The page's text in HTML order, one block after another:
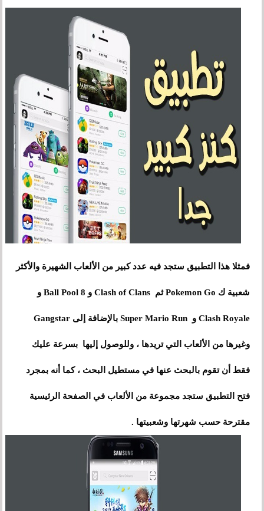
فمثلا هذا التطبيق ستجد فيه عدد كبير من الألعاب الشهيرة والأكثر
شعبية ك Pokemon Go ثم Clash of Clans و 8 Ball Pool و
Clash Royale و Super Mario Run بالإضافة إلى Gangstar
وغيرها من الألعاب التي تريدها ،وللوصول إليها بسرعة عليك
فقط أن تقوم بالبحث عنها في مستطيل البحث ، كما أنه بمجرد
فتح التطبيق ستجد مجموعة من الألعاب في الصفحة الرئيسية
مقترحة حسب شهرتها وشعبيتها .